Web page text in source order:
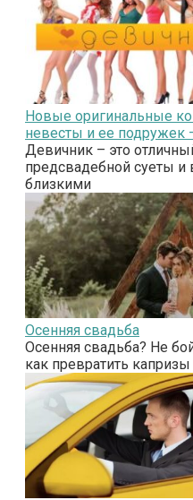
Новые оригинальные
невесты и ее подружек
Девичник – это
предсвадебной суеты и
близкими
Осенняя свадьба
Осенняя свадьба? Не
как превратить